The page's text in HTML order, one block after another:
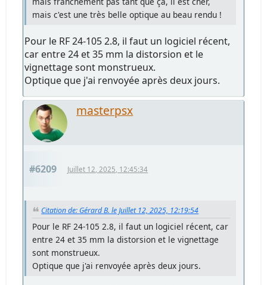
mais c'est une très belle optique au beau rendu !
Pour le RF 24-105 2.8, il faut un logiciel récent,
car entre 24 et 35 mm la distorsion et le
vignettage sont monstrueux.
Optique que j'ai renvoyée après deux jours.
masterpsx
#6209 Juillet 12, 2025, 12:45:34
Citation de: Gérard B. le Juillet 12, 2025, 12:19:54
Pour le RF 24-105 2.8, il faut un logiciel récent, car
entre 24 et 35 mm la distorsion et le vignettage
sont monstrueux.
Optique que j'ai renvoyée après deux jours.